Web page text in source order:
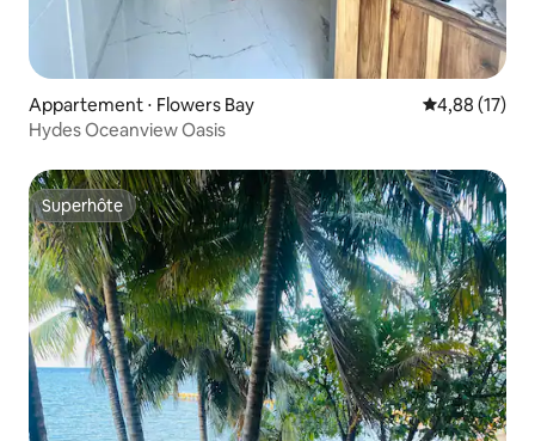
Appartement ⋅ Flowers Bay Évaluation
4,88 (17)
Hydes Oceanview Oasis
Superhôte
Superhôte